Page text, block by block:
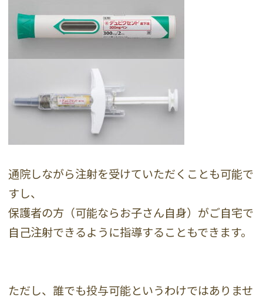
通院しながら注射を受けていただくことも可能で
すし、
保護者の方（可能ならお子さん自身）がご自宅で
自己注射できるように指導することもできます。
ただし、誰でも投与可能というわけではありませ